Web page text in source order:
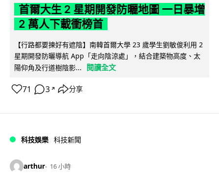
首爾大生 2 星期開發防曬地圖 一日暴增
2 萬人下載衝榜首
【行路都要揀好有遮陰】南韓首爾大學 23 歲學生劉敏俊利用 2
星期開發防曬導航 App「走向陰涼處」，結合建築物高度、太
陽仰角及行道樹陰影...
閱讀全文
71 3 ↗ 分享
科技娛樂 科技新聞
arthur 16 小時